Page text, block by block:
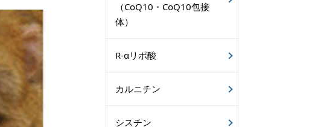
（CoQ10・CoQ10包接
体）
R-αリポ酸
カルニチン
シスチン